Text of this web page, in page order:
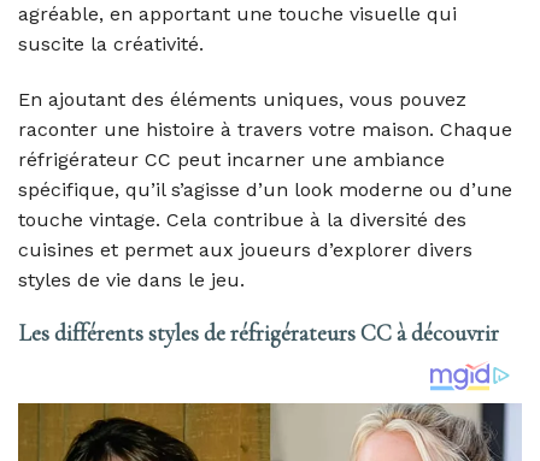
agréable, en apportant une touche visuelle qui
suscite la créativité.
En ajoutant des éléments uniques, vous pouvez
raconter une histoire à travers votre maison. Chaque
réfrigérateur CC peut incarner une ambiance
spécifique, qu’il s’agisse d’un look moderne ou d’une
touche vintage. Cela contribue à la diversité des
cuisines et permet aux joueurs d’explorer divers
styles de vie dans le jeu.
Les différents styles de réfrigérateurs CC à découvrir